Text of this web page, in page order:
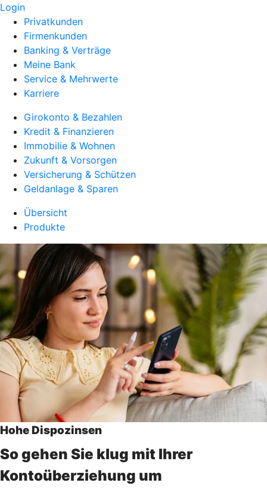
Login
Privatkunden
Firmenkunden
Banking & Verträge
Meine Bank
Service & Mehrwerte
Karriere
Girokonto & Bezahlen
Kredit & Finanzieren
Immobilie & Wohnen
Zukunft & Vorsorgen
Versicherung & Schützen
Geldanlage & Sparen
Übersicht
Produkte
Hohe Dispozinsen
So gehen Sie klug mit Ihrer
Kontoüberziehung um